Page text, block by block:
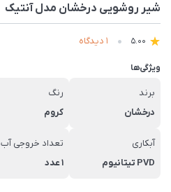
شیر روشویی درخشان مدل آنتیک
5.00 1 دیدگاه
ویژگی‌ها
برند
درخشان
رنگ
کروم
آبکاری
PVD تیتانیوم
تعداد خروجی آب
1 عدد